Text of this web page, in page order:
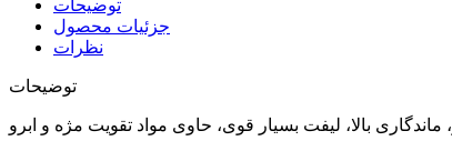
توضیحات
جزئیات محصول
نظرات
توضیحات
بالا، لیفت بسیار قوی، حاوی مواد تقویت مژه و ابرو